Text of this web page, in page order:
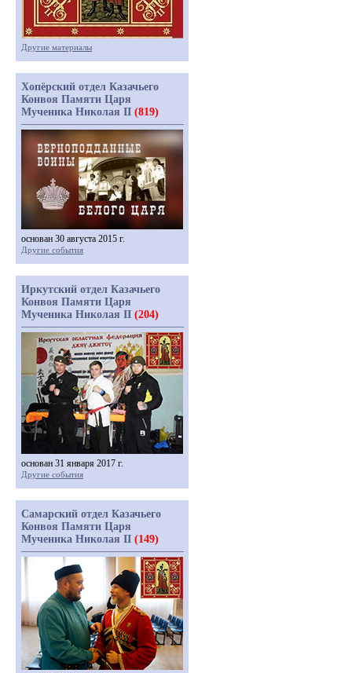
Другие материалы
Хопёрский отдел Казачьего
Конвоя Памяти Царя
Мученика Николая II (819)
основан 30 августа 2015 г.
Другие события
Иркутский отдел Казачьего
Конвоя Памяти Царя
Мученика Николая II (204)
основан 31 января 2017 г.
Другие события
Самарский отдел Казачьего
Конвоя Памяти Царя
Мученика Николая II (149)